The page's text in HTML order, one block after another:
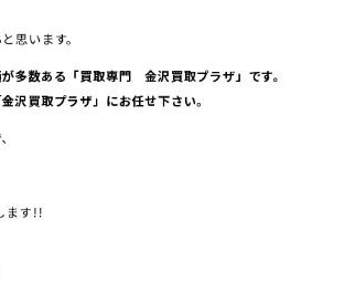
思います。
多数ある「買取専門 金沢買取プラザ」です。
沢買取プラザ」にお任せ下さい。
ます!!